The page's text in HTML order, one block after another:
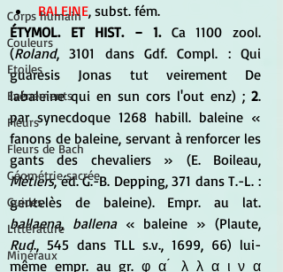
Corps humain
Couleurs
Etoiles
Evénements
Fleurs
Fleurs de Bach
Géométrie sacrée
Guides
Littérature
Minéraux
BALEINE, subst. fém.
ÉTYMOL. ET HIST. − 1. Ca 1100 zool.
(Roland, 3101 dans Gdf. Compl. : Qui
guaresis Jonas tut veirement De
labaleine qui en sun cors l'out enz) ; 2.
par synecdoque 1268 habill. baleine «
fanons de baleine, servant à renforcer les
Métiers, éd. G.-B. Depping, 371 dans T.-L. :
ballaena, ballena
Rud., 545 dans TLL s.v., 1699, 66) lui-
même empr. au gr. φ α ́ λ λ α ι ν α